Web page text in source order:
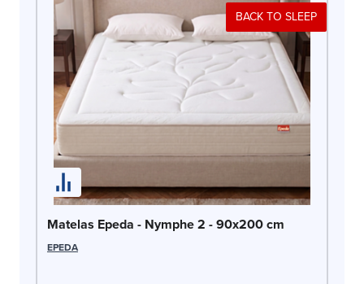
BACK TO SLEEP
Matelas Epeda - Nymphe 2 - 90x200 cm
EPEDA